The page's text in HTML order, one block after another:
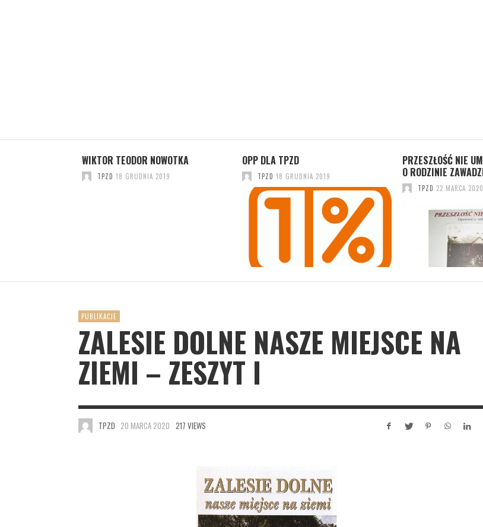
WIKTOR TEODOR NOWOTKA
TPZD 18 GRUDNIA 2019
OPP DLA TPZD
TPZD 18 GRUDNIA 2019
PRZESZŁOŚĆ NIE
O RODZINIE
TPZD 22 MARCA 2020
PUBLIKACJE
ZALESIE DOLNE NASZE MIEJSCE NA
ZIEMI – ZESZYT I
TPZD 20 MARCA 2020 217 VIEWS